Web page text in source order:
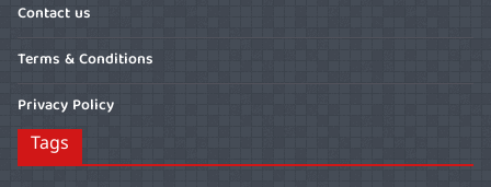
Contact us
Terms & Conditions
Privacy Policy
Tags